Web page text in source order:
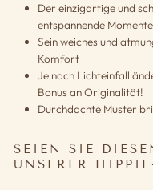
Der einzigartige und
entspannende
Sein weiches und
Komfort
Je nach Lichteinfall
Bonus an Originalität!
Durchdachte Muster
SEIEN SIE
UNSERER